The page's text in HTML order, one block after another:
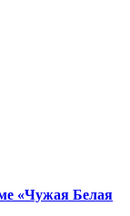
«Чужая Белая